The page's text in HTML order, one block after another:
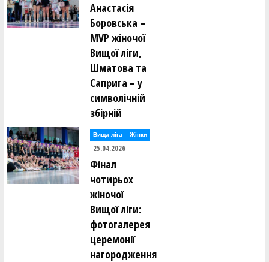
Анастасія
Боровська –
MVP жіночої
Вищої ліги,
Шматова та
Саприга – у
символічній
збірній
Вища лiга – Жiнки
25.04.2026
Фінал
чотирьох
жіночої
Вищої ліги:
фотогалерея
церемонії
нагородження